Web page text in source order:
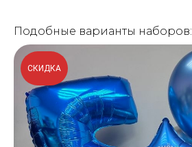
Подобные варианты наборов:
СКИДКА